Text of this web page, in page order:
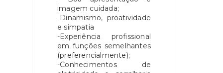
imagem cuidada;
-Dinamismo, proatividade
e simpatia
-Experiência profissional
em funções semelhantes
(preferencialmente);
-Conhecimentos de